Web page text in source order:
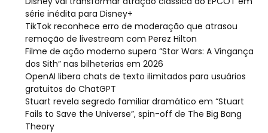
série inédita para Disney+
TikTok reconhece erro de moderação que atrasou
remoção de livestream com Perez Hilton
Filme de ação moderno supera “Star Wars: A Vingança
dos Sith” nas bilheterias em 2026
OpenAI libera chats de texto ilimitados para usuários
gratuitos do ChatGPT
Stuart revela segredo familiar dramático em “Stuart
Fails to Save the Universe”, spin-off de The Big Bang
Theory